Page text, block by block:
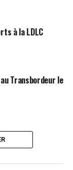
à la LDLC
Transbordeur le